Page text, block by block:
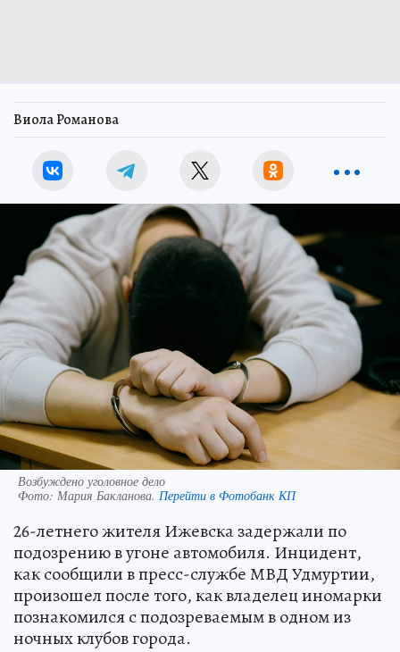
Виола Романова
Возбуждено уголовное дело
Фото: Мария Бакланова. Перейти в Фотобанк КП
26-летнего жителя Ижевска задержали по
подозрению в угоне автомобиля. Инцидент,
как сообщили в пресс-службе МВД Удмуртии,
произошел после того, как владелец иномарки
познакомился с подозреваемым в одном из
ночных клубов города.